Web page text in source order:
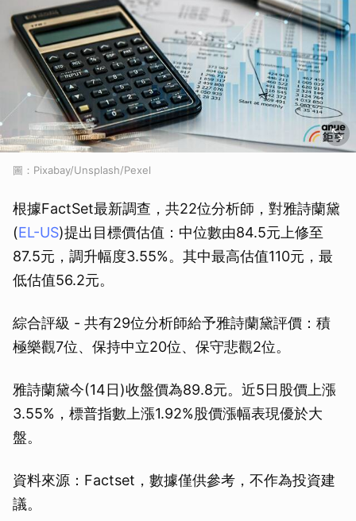
圖：Pixabay/Unsplash/Pexel
根據FactSet最新調查，共22位分析師，對雅詩蘭黛
(EL-US)提出目標價估值：中位數由84.5元上修至
87.5元，調升幅度3.55%。其中最高估值110元，最
低估值56.2元。
綜合評級 - 共有29位分析師給予雅詩蘭黛評價：積
極樂觀7位、保持中立20位、保守悲觀2位。
雅詩蘭黛今(14日)收盤價為89.8元。近5日股價上漲
3.55%，標普指數上漲1.92%股價漲幅表現優於大
盤。
資料來源：Factset，數據僅供參考，不作為投資建
議。